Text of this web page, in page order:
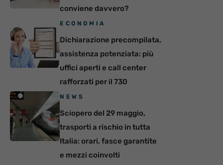
conviene davvero?
ECONOMIA
Dichiarazione precompilata,
assistenza potenziata: più
uffici aperti e call center
rafforzati per il 730
NEWS
Sciopero del 29 maggio,
trasporti a rischio in tutta
Italia: orari, fasce garantite
e mezzi coinvolti